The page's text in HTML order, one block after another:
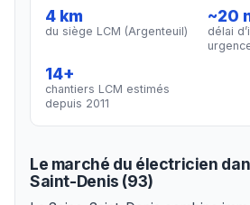
4 km
du siège LCM (Argenteuil)
~20
délai
14+
chantiers LCM estimés
depuis 2011
Le marché du électricien
Saint-Denis (93)